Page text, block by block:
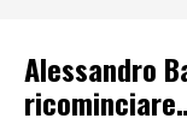
Alessandro